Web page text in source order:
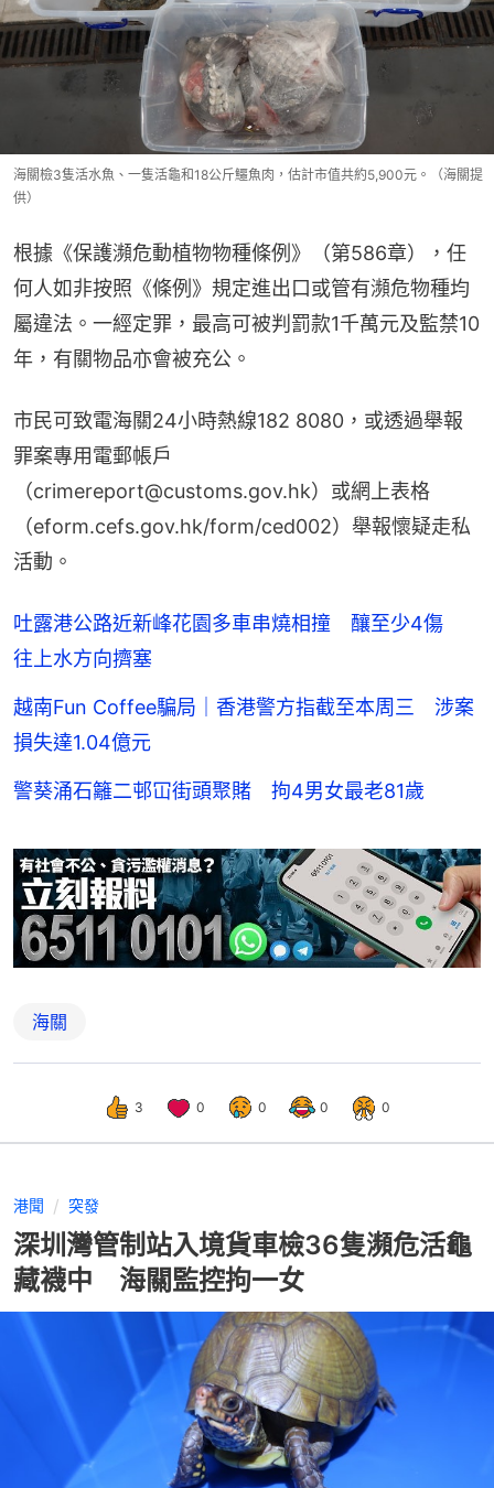
海關檢3隻活水魚、一隻活龜和18公斤鱷魚肉，估計市值共約5,900元。（海關提
供）
根據《保護瀕危動植物物種條例》（第586章），任
何人如非按照《條例》規定進出口或管有瀕危物種均
屬違法。一經定罪，最高可被判罰款1千萬元及監禁10
年，有關物品亦會被充公。
市民可致電海關24小時熱線182 8080，或透過舉報
罪案專用電郵帳戶
（crimereport@customs.gov.hk）或網上表格
（eform.cefs.gov.hk/form/ced002）舉報懷疑走私
活動。
吐露港公路近新峰花園多車串燒相撞 釀至少4傷
往上水方向擠塞
越南Fun Coffee騙局｜香港警方指截至本周三 涉案
損失達1.04億元
警葵涌石籬二邨冚街頭聚賭 拘4男女最老81歲
海關
3 0 0 0 0
港聞 突發
深圳灣管制站入境貨車檢36隻瀕危活龜
藏襪中 海關監控拘一女